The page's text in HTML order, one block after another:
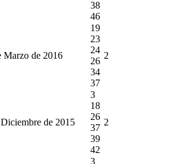
38
46
Marzo de 2016
19
23
24
26
34
37
2
de 2015
3
18
26
37
39
42
2
3